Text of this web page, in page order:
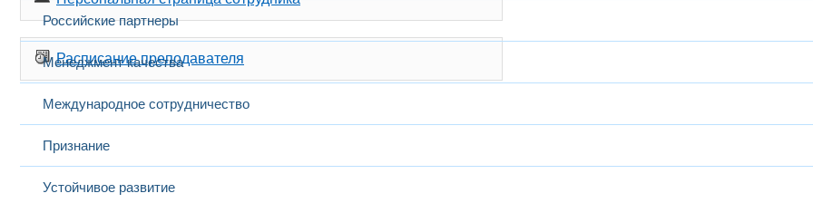
Российские партнеры
Менеджмент качества
Международное сотрудничество
Признание
Устойчивое развитие
Расписание преподавателя